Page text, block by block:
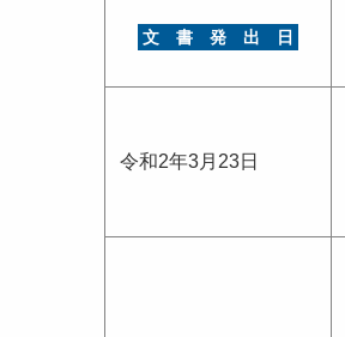
文 書 発 出 日
令和2年3月23日